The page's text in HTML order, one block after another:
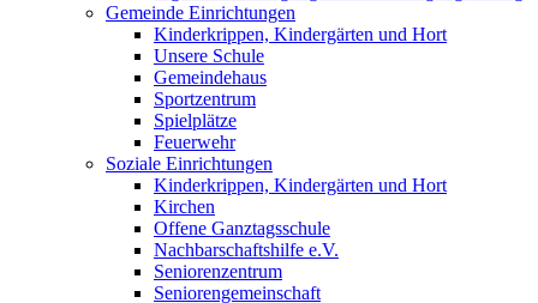
Gemeinde Einrichtungen
Kinderkrippen, Kindergärten und Hort
Unsere Schule
Gemeindehaus
Sportzentrum
Spielplätze
Feuerwehr
Soziale Einrichtungen
Kinderkrippen, Kindergärten und Hort
Kirchen
Offene Ganztagsschule
Nachbarschaftshilfe e.V.
Seniorenzentrum
Seniorengemeinschaft